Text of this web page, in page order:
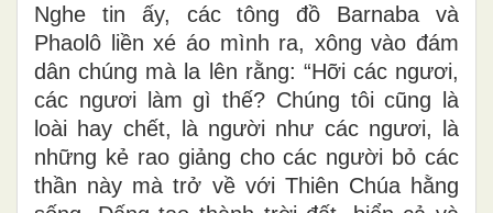
Nghe tin ấy, các tông đồ Barnaba và
Phaolô liền xé áo mình ra, xông vào đám
dân chúng mà la lên rằng: “Hỡi các ngươi,
các ngươi làm gì thế? Chúng tôi cũng là
loài hay chết, là người như các ngươi, là
những kẻ rao giảng cho các người bỏ các
thần này mà trở về với Thiên Chúa hằng